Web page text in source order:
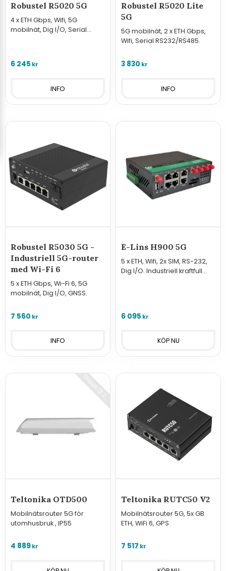
Robustel R5020 5G
4 x ETH Gbps, Wifi, 5G
mobilnät, Dig I/O, Serial
6 245 kr
INFO
Robustel R5020 Lite
5G
5G mobilnät, 2 x ETH Gbps,
Wifi, Serial RS232/RS485.
3 830 kr
INFO
Robustel R5030 5G -
Industriell 5G-router
med Wi-Fi 6
5 x ETH Gbps, Wi-Fi 6, 5G
mobilnät, Dig I/O, GNSS.
7 560 kr
INFO
E-Lins H900 5G
5 x ETH, Wifi, 2x SIM, RS-232,
Dig I/O. Industriell kraftfull
6 095 kr
Teltonika OTD500
Mobilnätsrouter 5G för
utomhusbruk , IP55
4 889kr
S
l
ä
p
p
s
Q
1
2
2
Teltonika RUTC50 V2
Mobilnätsrouter 5G, 5x GB
ETH, WiFi 6, GPS
7 517 kr